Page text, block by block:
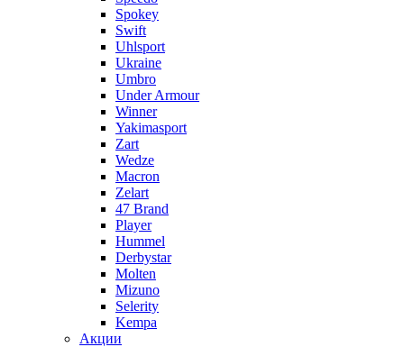
Spokey
Swift
Uhlsport
Ukraine
Umbro
Under Armour
Winner
Yakimasport
Zart
Wedze
Macron
Zelart
47 Brand
Player
Hummel
Derbystar
Molten
Mizuno
Selerity
Kempa
Акции